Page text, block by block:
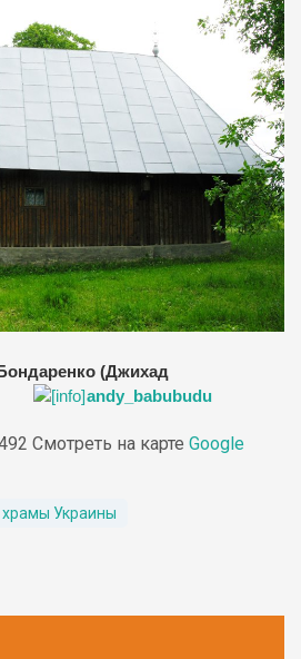
(Джихад
andy_babubudu
Смотреть на карте Google
Украины